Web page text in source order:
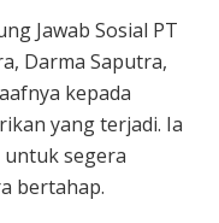
Jawab Sosial PT
Darma Saputra,
kepada
yang terjadi. Ia
segera
bertahap.